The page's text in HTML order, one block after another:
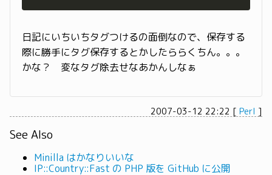
日記にいちいちタグつけるの面倒なので、保存する
際に勝手にタグ保存するとかしたららくちん。。。
かな？ 変なタグ除去せなあかんしなぁ
2007-03-12 22:22 [ Perl ]
See Also
Minilla はかなりいいな
IP::Country::Fast の PHP 版を GitHub に公開